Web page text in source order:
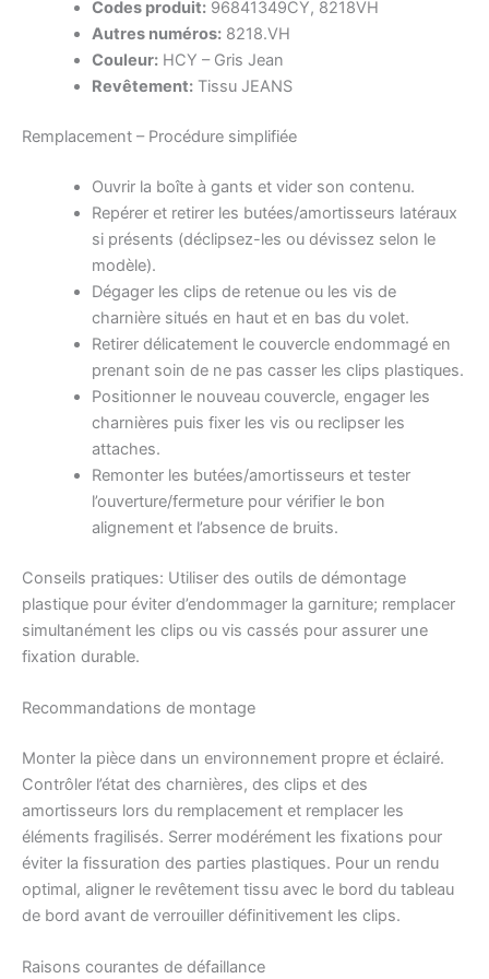
Codes produit:96841349CY, 8218VH
Autres numéros:8218.VH
Couleur:HCY – Gris Jean
Revêtement:Tissu JEANS
Remplacement – Procédure simplifiée
Ouvrir la boîte à gants et vider son contenu.
Repérer et retirer les butées/amortisseurs latéraux
si présents (déclipsez-les ou dévissez selon le
modèle).
Dégager les clips de retenue ou les vis de
charnière situés en haut et en bas du volet.
Retirer délicatement le couvercle endommagé en
prenant soin de ne pas casser les clips plastiques.
Positionner le nouveau couvercle, engager les
charnières puis fixer les vis ou reclipser les
attaches.
Remonter les butées/amortisseurs et tester
l’ouverture/fermeture pour vérifier le bon
alignement et l’absence de bruits.
Conseils pratiques: Utiliser des outils de démontage
plastique pour éviter d’endommager la garniture; remplacer
simultanément les clips ou vis cassés pour assurer une
fixation durable.
Recommandations de montage
Monter la pièce dans un environnement propre et éclairé.
Contrôler l’état des charnières, des clips et des
amortisseurs lors du remplacement et remplacer les
éléments fragilisés. Serrer modérément les fixations pour
éviter la fissuration des parties plastiques. Pour un rendu
optimal, aligner le revêtement tissu avec le bord du tableau
de bord avant de verrouiller définitivement les clips.
Raisons courantes de défaillance